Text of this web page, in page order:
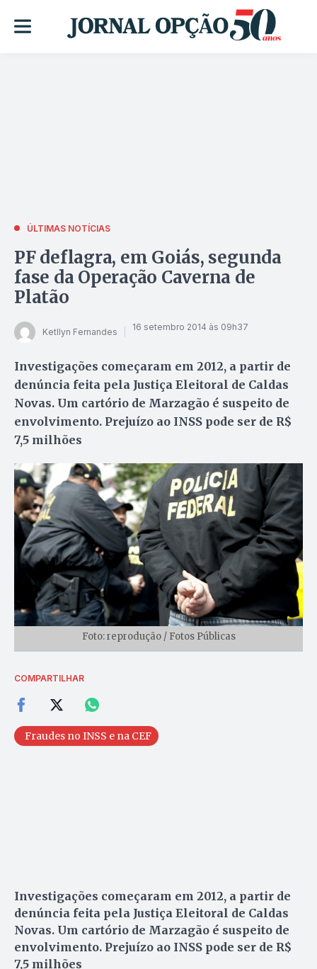
ÚLTIMAS NOTÍCIAS
PF deflagra, em Goiás, segunda
fase da Operação Caverna de
Platão
Ketllyn Fernandes 16 setembro 2014 às 09h37
Investigações começaram em 2012, a partir de
denúncia feita pela Justiça Eleitoral de Caldas
Novas. Um cartório de Marzagão é suspeito de
envolvimento. Prejuízo ao INSS pode ser de R$
7,5 milhões
Foto: reprodução / Fotos Públicas
COMPARTILHAR
Fraudes no INSS e na CEF
Investigações começaram em 2012, a partir de
denúncia feita pela Justiça Eleitoral de Caldas
Novas. Um cartório de Marzagão é suspeito de
envolvimento. Prejuízo ao INSS pode ser de R$
7,5 milhões